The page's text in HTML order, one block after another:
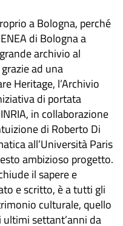
a Bologna, perché
di Bologna a
archivio al
ad una
Heritage, l’Archivio
di portata
in collaborazione
di Roberto Di
all’Università Paris
ambizioso progetto.
il sapere e
e scritto, è a tutti gli
culturale, quello
settant’anni da